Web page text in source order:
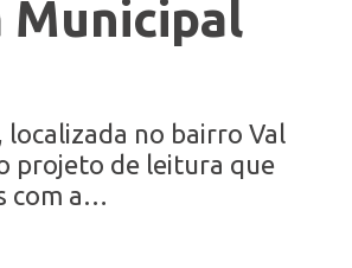
Municipal
localizada no bairro Val
projeto de leitura que
com a…